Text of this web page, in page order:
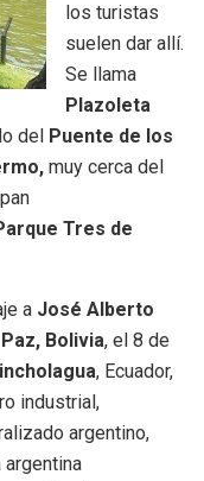
los turistas
suelen dar allí.
Se llama
Plazoleta
del Puente de los
muy cerca del
Tres de
a José Alberto
Bolivia, el 8 de
, Ecuador,
industrial,
argentino,